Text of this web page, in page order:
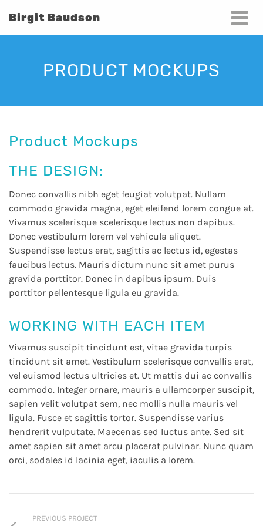
Birgit Baudson
PRODUCT MOCKUPS
Product Mockups
THE DESIGN:
Donec convallis nibh eget feugiat volutpat. Nullam
commodo gravida magna, eget eleifend lorem congue at.
Vivamus scelerisque scelerisque lectus non dapibus.
Donec vestibulum lorem vel vehicula aliquet.
Suspendisse lectus erat, sagittis ac lectus id, egestas
faucibus lectus. Mauris dictum nunc sit amet purus
gravida porttitor. Donec in dapibus ipsum. Duis
porttitor pellentesque ligula eu gravida.
WORKING WITH EACH ITEM
Vivamus suscipit tincidunt est, vitae gravida turpis
tincidunt sit amet. Vestibulum scelerisque convallis erat,
vel euismod lectus ultricies et. Ut mattis dui ac convallis
commodo. Integer ornare, mauris a ullamcorper suscipit,
sapien velit volutpat sem, nec mollis nulla mauris vel
ligula. Fusce et sagittis tortor. Suspendisse varius
hendrerit vulputate. Maecenas sed luctus ante. Sed sit
amet sapien sit amet arcu placerat pulvinar. Nunc quam
orci, sodales id lacinia eget, iaculis a lorem.
PREVIOUS PROJECT